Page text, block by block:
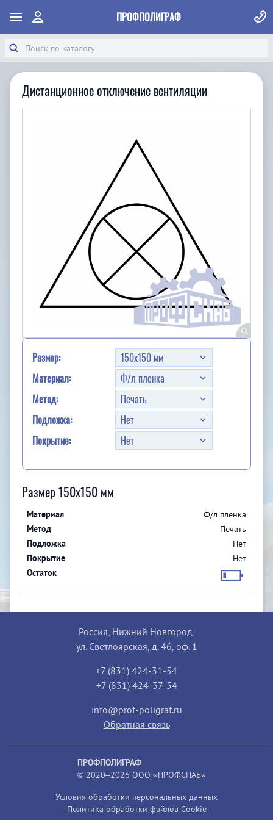
ПРОФПОЛИГРАФ
Дистанционное отключение вентиляции
Размер:
Материал:
Метод:
Подложка:
Покрытие:
Размер 150x150 мм
Ф/л пленка
Печать
Нет
Нет
Россия, Нижний Новгород,
ул. Светлоярская, д. 46, оф. 1
+7 (831) 424-31-54
+7 (831) 424-37-54
info@prof-poligraf.ru
Обратная связь
ПРОФПОЛИГРАФ
© 2020–2026 ООО «ПРОФСНАБ»
Условия обработки персональных данных
Политика обработки файлов Cookie